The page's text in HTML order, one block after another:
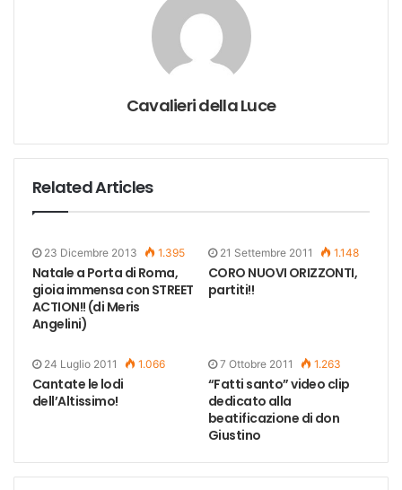
Cavalieri della Luce
Related Articles
23 Dicembre 2013 1.395
Natale a Porta di Roma,
gioia immensa con STREET
ACTION!! (di Meris
Angelini)
21 Settembre 2011 1.148
CORO NUOVI ORIZZONTI,
partiti!!
24 Luglio 2011 1.066
Cantate le lodi
dell’Altissimo!
7 Ottobre 2011 1.263
“Fatti santo” video clip
dedicato alla
beatificazione di don
Giustino